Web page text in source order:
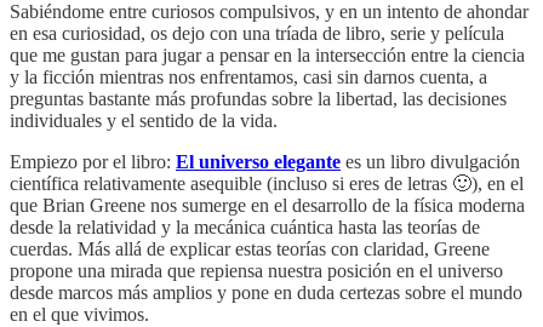
Sabiéndome entre curiosos compulsivos, y en un intento de ahondar
en esa curiosidad, os dejo con una tríada de libro, serie y película
que me gustan para jugar a pensar en la intersección entre la ciencia
y la ficción mientras nos enfrentamos, casi sin darnos cuenta, a
preguntas bastante más profundas sobre la libertad, las decisiones
individuales y el sentido de la vida.
Empiezo por el libro: El universo elegante es un libro divulgación
científica relativamente asequible (incluso si eres de letras 🙂), en el
que Brian Greene nos sumerge en el desarrollo de la física moderna
desde la relatividad y la mecánica cuántica hasta las teorías de
cuerdas. Más allá de explicar estas teorías con claridad, Greene
propone una mirada que repiensa nuestra posición en el universo
desde marcos más amplios y pone en duda certezas sobre el mundo
en el que vivimos.